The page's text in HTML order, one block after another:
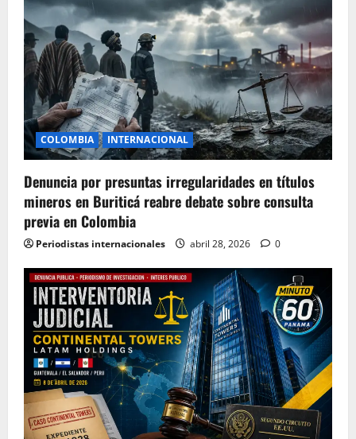
COLOMBIA INTERNACIONAL
Denuncia por presuntas irregularidades en títulos
mineros en Buriticá reabre debate sobre consulta
previa en Colombia
Periodistas internacionales abril 28, 2026 0